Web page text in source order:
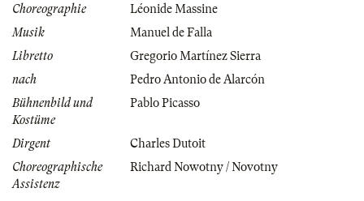
Choreographie
Léonide Massine
Musik
Manuel de Falla
Libretto
Gregorio Martínez Sierra
nach
Pedro Antonio de Alarcón
Bühnenbild und
Kostüme
Pablo Picasso
Dirgent
Charles Dutoit
Choreographische
Assistenz
Richard Nowotny / Novotny